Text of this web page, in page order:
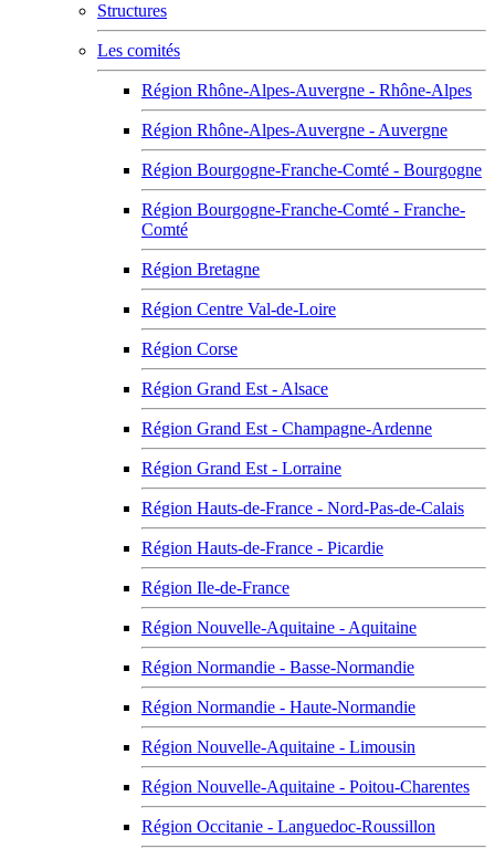
Structures
Les comités
Région Rhône-Alpes-Auvergne - Rhône-Alpes
Région Rhône-Alpes-Auvergne - Auvergne
Région Bourgogne-Franche-Comté - Bourgogne
Région Bourgogne-Franche-Comté - Franche-
Comté
Région Bretagne
Région Centre Val-de-Loire
Région Corse
Région Grand Est - Alsace
Région Grand Est - Champagne-Ardenne
Région Grand Est - Lorraine
Région Hauts-de-France - Nord-Pas-de-Calais
Région Hauts-de-France - Picardie
Région Ile-de-France
Région Nouvelle-Aquitaine - Aquitaine
Région Normandie - Basse-Normandie
Région Normandie - Haute-Normandie
Région Nouvelle-Aquitaine - Limousin
Région Nouvelle-Aquitaine - Poitou-Charentes
Région Occitanie - Languedoc-Roussillon